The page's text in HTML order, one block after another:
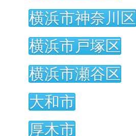
横浜市神奈川区
横浜市戸塚区
横浜市瀬谷区
大和市
厚木市